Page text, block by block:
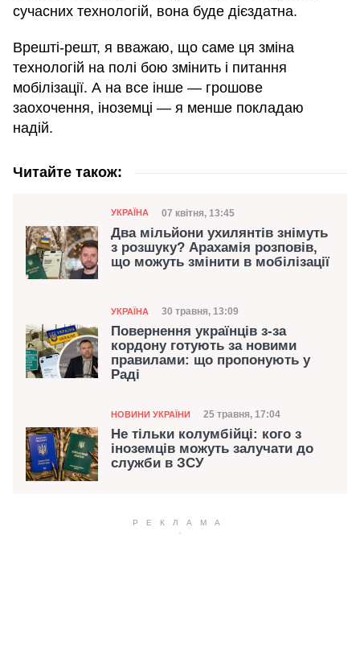
сучасних технологій, вона буде дієздатна.
Врешті-решт, я вважаю, що саме ця зміна
технологій на полі бою змінить і питання
мобілізації. А на все інше — грошове
заохочення, іноземці — я менше покладаю
надій.
Читайте також:
Категорія
УКРАЇНА Дата публікації
07 квітня, 13:45
Два мільйони ухилянтів знімуть
з розшуку? Арахамія розповів,
що можуть змінити в мобілізації
Категорія
УКРАЇНА Дата публікації
30 травня, 13:09
Повернення українців з-за
кордону готують за новими
правилами: що пропонують у
Раді
Категорія
НОВИНИ УКРАЇНИ Дата публікації
25 травня, 17:04
Не тільки колумбійці: кого з
іноземців можуть залучати до
служби в ЗСУ